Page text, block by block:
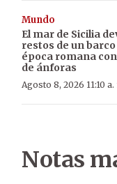
Mundo
El mar de Sicilia
restos de un barco
época romana
de ánforas
Agosto 8, 2026 11:10 a.
Notas